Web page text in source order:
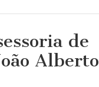
de
Alberto